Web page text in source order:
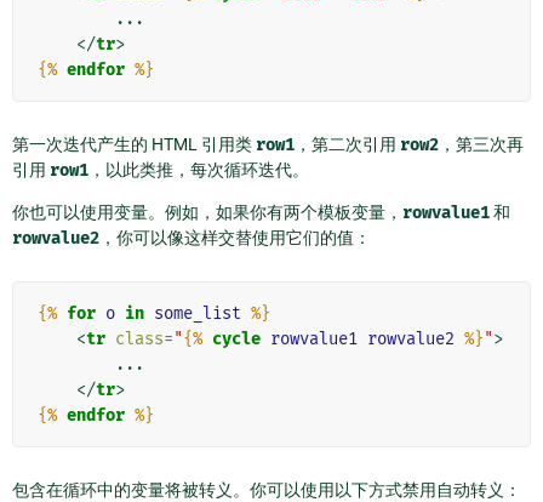
</tr>
{% endfor %}
第一次迭代产生的 HTML 引用类 row1 ，第二次引用 row2 ，第三次再
引用 row1 ，以此类推，每次循环迭代。
你也可以使用变量。例如，如果你有两个模板变量， rowvalue1和
rowvalue2 ，你可以像这样交替使用它们的值：
{% for o in some_list %}
<tr class="{% cycle rowvalue1 rowvalue2 %}">
</tr>
{% endfor %}
包含在循环中的变量将被转义。你可以使用以下方式禁用自动转义：